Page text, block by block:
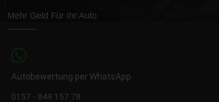
Mehr Geld Für Ihr Auto
Autobewertung per WhatsApp
0157 - 849 157 78